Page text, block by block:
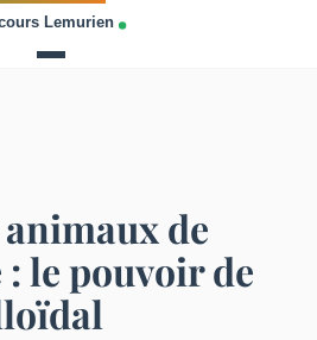
de
le pouvoir de